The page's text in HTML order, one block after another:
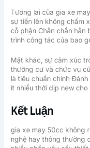
Tương lai của gia xe
sự tiến lên không chấm
cỗ phận Chắn chắn hẳn
trình công tác của bao
Mặt khác, sự cảm xúc
thường cư và chức vụ
là tiêu chuẩn chỉnh
ít nhiều thời dịp new cho
Kết Luận
gia xe may 50cc không
nghệ hay thông thường